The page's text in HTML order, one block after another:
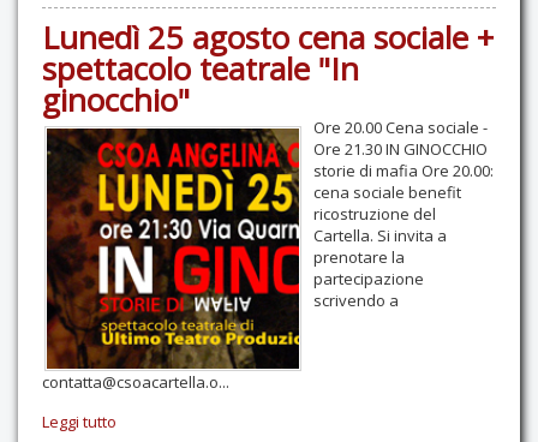
Lunedì 25 agosto cena sociale +
spettacolo teatrale "In
ginocchio"
Ore 20.00 Cena sociale -
Ore 21.30 IN GINOCCHIO
storie di mafia Ore 20.00:
cena sociale benefit
ricostruzione del
Cartella. Si invita a
prenotare la
partecipazione
scrivendo a
contatta@csoacartella.o...
Leggi tutto